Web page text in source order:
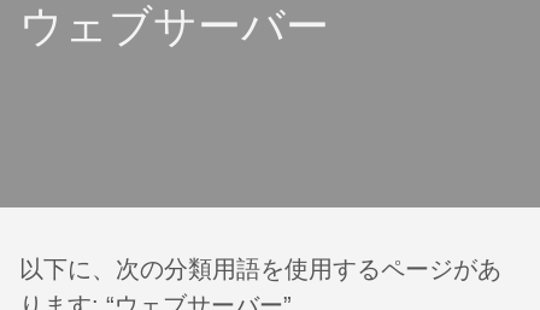
ウェブサーバー
以下に、次の分類用語を使用するページがあ